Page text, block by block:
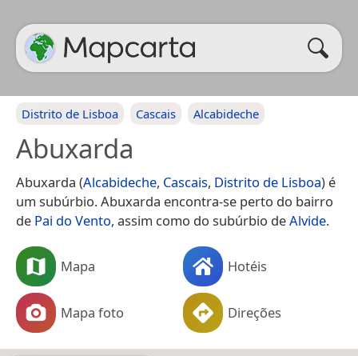
Distrito de Lisboa Cascais Alcabideche
Abuxarda
Abuxarda (Alcabideche, Cascais, Distrito de Lisboa) é
um subúrbio. Abuxarda encontra-se perto do bairro
de Pai do Vento, assim como do subúrbio deAlvide.
Mapa Hotéis
Mapa foto Direções